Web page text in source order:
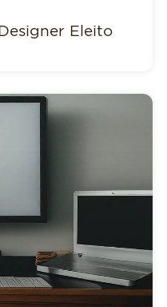
Eleito